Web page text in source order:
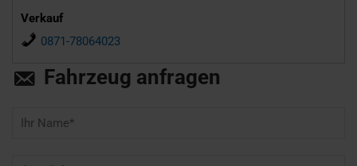
Verkauf
0871-78064023
Fahrzeug anfragen